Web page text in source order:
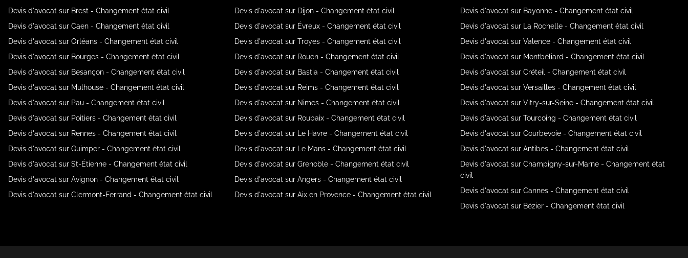
Devis d'avocat sur Brest - Changement état civil
Devis d'avocat sur Caen - Changement état civil
Devis d'avocat sur Orléans - Changement état civil
Devis d'avocat sur Bourges - Changement état civil
Devis d'avocat sur Besançon - Changement état civil
Devis d'avocat sur Mulhouse - Changement état civil
Devis d'avocat sur Pau - Changement état civil
Devis d'avocat sur Poitiers - Changement état civil
Devis d'avocat sur Rennes - Changement état civil
Devis d'avocat sur Quimper - Changement état civil
Devis d'avocat sur St-Étienne - Changement état civil
Devis d'avocat sur Avignon - Changement état civil
Devis d'avocat sur Clermont-Ferrand - Changement état civil
Devis d'avocat sur Dijon - Changement état civil
Devis d'avocat sur Évreux - Changement état civil
Devis d'avocat sur Troyes - Changement état civil
Devis d'avocat sur Rouen - Changement état civil
Devis d'avocat sur Bastia - Changement état civil
Devis d'avocat sur Reims - Changement état civil
Devis d'avocat sur Nimes - Changement état civil
Devis d'avocat sur Roubaix - Changement état civil
Devis d'avocat sur Le Havre - Changement état civil
Devis d'avocat sur Le Mans - Changement état civil
Devis d'avocat sur Grenoble - Changement état civil
Devis d'avocat sur Angers - Changement état civil
Devis d'avocat sur Aix en Provence - Changement état civil
Devis d'avocat sur Bayonne - Changement état civil
Devis d'avocat sur La Rochelle - Changement état civil
Devis d'avocat sur Valence - Changement état civil
Devis d'avocat sur Montbéliard - Changement état civil
Devis d'avocat sur Créteil - Changement état civil
Devis d'avocat sur Versailles - Changement état civil
Devis d'avocat sur Vitry-sur-Seine - Changement état civil
Devis d'avocat sur Tourcoing - Changement état civil
Devis d'avocat sur Courbevoie - Changement état civil
Devis d'avocat sur Antibes - Changement état civil
Devis d'avocat sur Champigny-sur-Marne - Changement état
civil
Devis d'avocat sur Cannes - Changement état civil
Devis d'avocat sur Bézier - Changement état civil